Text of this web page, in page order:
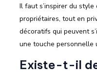
Il faut s’inspirer du
propriétaires, tout en
décoratifs qui peuvent
une touche personnelle
Existe-t-il